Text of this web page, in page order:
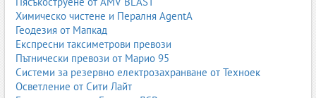
Химическо чистене и Пералня AgentA
Геодезия от Мапкад
Експресни таксиметрови превози
Пътнически превози от Марио 95
Системи за резервно електрозахранване от Техноек
Осветление от Сити Лайт